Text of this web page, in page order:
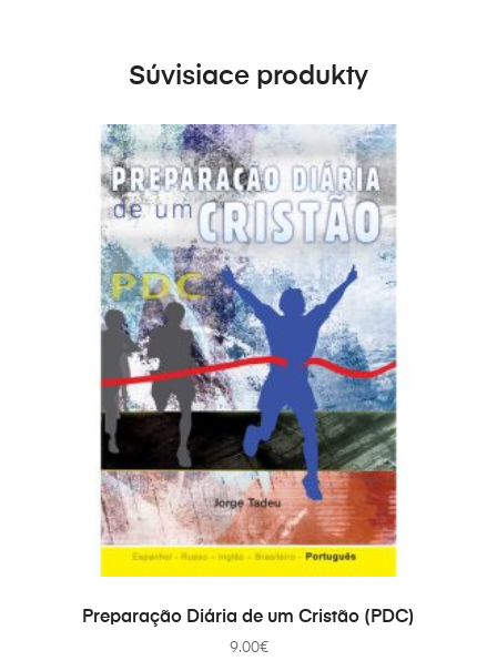
Súvisiace produkty
PRIDAŤ DO KOŠÍKA
Preparação Diária de um Cristão (PDC)
9.00€